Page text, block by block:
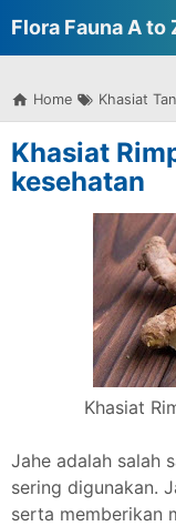
Flora Fauna A to
Home Khasiat
Khasiat
kesehatan
Khasiat
Jahe adalah salah
sering digunakan.
serta memberikan